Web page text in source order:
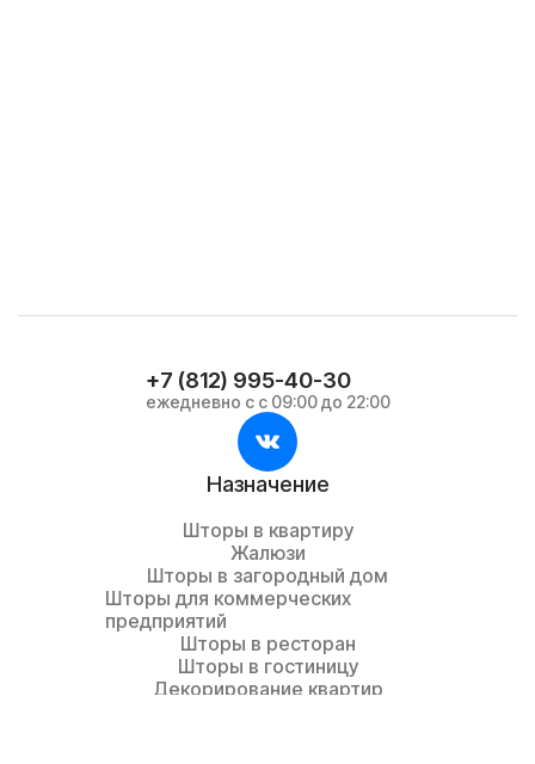
+7 (812) 995-40-30
ежедневно с с 09:00 до 22:00
Назначение
Шторы в квартиру
Жалюзи
Шторы в загородный дом
Шторы для коммерческих
предприятий
Шторы в ресторан
Шторы в гостиницу
Декорирование квартир